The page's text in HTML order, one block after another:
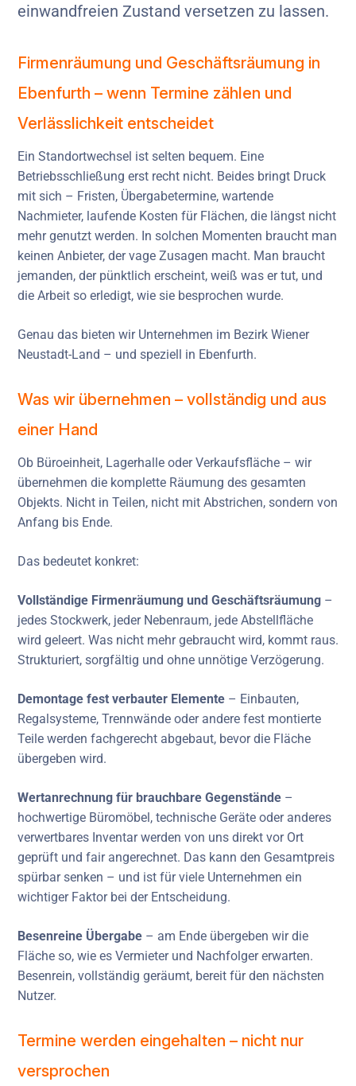
einwandfreien Zustand versetzen zu lassen.
Firmenräumung und Geschäftsräumung in
Ebenfurth – wenn Termine zählen und
Verlässlichkeit entscheidet
Ein Standortwechsel ist selten bequem. Eine
Betriebsschließung erst recht nicht. Beides bringt Druck
mit sich – Fristen, Übergabetermine, wartende
Nachmieter, laufende Kosten für Flächen, die längst nicht
mehr genutzt werden. In solchen Momenten braucht man
keinen Anbieter, der vage Zusagen macht. Man braucht
jemanden, der pünktlich erscheint, weiß was er tut, und
die Arbeit so erledigt, wie sie besprochen wurde.
Genau das bieten wir Unternehmen im Bezirk Wiener
Neustadt-Land – und speziell in Ebenfurth.
Was wir übernehmen – vollständig und aus
einer Hand
Ob Büroeinheit, Lagerhalle oder Verkaufsfläche – wir
übernehmen die komplette Räumung des gesamten
Objekts. Nicht in Teilen, nicht mit Abstrichen, sondern von
Anfang bis Ende.
Das bedeutet konkret:
Vollständige Firmenräumung und Geschäftsräumung –
jedes Stockwerk, jeder Nebenraum, jede Abstellfläche
wird geleert. Was nicht mehr gebraucht wird, kommt raus.
Strukturiert, sorgfältig und ohne unnötige Verzögerung.
Demontage fest verbauter Elemente – Einbauten,
Regalsysteme, Trennwände oder andere fest montierte
Teile werden fachgerecht abgebaut, bevor die Fläche
übergeben wird.
Wertanrechnung für brauchbare Gegenstände –
hochwertige Büromöbel, technische Geräte oder anderes
verwertbares Inventar werden von uns direkt vor Ort
geprüft und fair angerechnet. Das kann den Gesamtpreis
spürbar senken – und ist für viele Unternehmen ein
wichtiger Faktor bei der Entscheidung.
Besenreine Übergabe – am Ende übergeben wir die
Fläche so, wie es Vermieter und Nachfolger erwarten.
Besenrein, vollständig geräumt, bereit für den nächsten
Nutzer.
Termine werden eingehalten – nicht nur
versprochen